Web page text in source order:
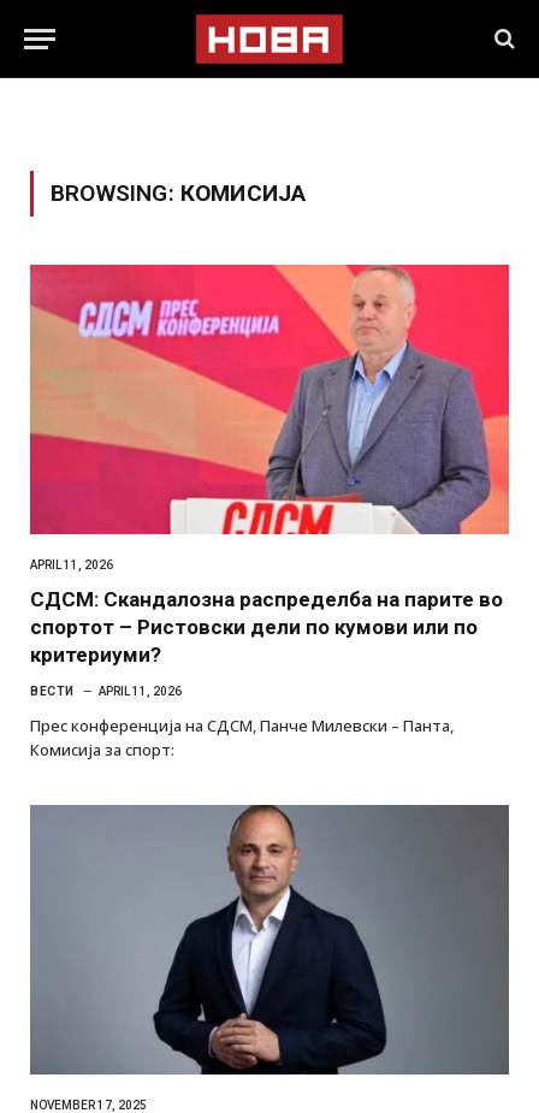
BROWSING: КОМИСИЈА
APRIL 11, 2026
СДСМ: Скандалозна распределба на парите во
спортот – Ристовски дели по кумови или по
критериуми?
ВЕСТИ APRIL 11, 2026
Прес конференција на СДСМ, Панче Милевски – Панта,
Комисија за спорт:
NOVEMBER 17, 2025